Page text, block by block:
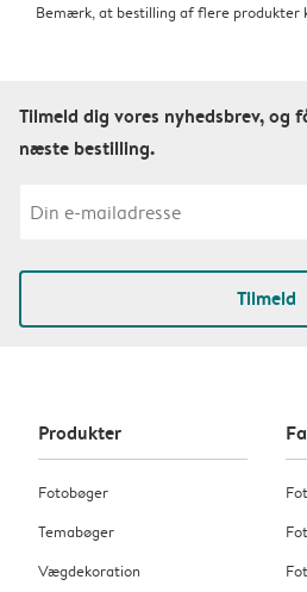
Bemærk, at bestilling af flere produkter
Tilmeld dig vores nyhedsbrev, og
næste bestilling.
Tilmeld
Produkter
Fotobøger
Temabøger
Vægdekoration